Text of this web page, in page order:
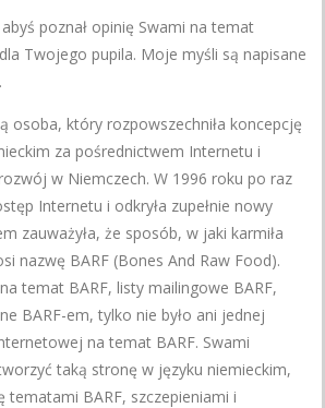
poznał opinię Swami na temat
Twojego pupila. Moje myśli są napisane
osoba, który rozpowszechniła koncepcję
za pośrednictwem Internetu i
w Niemczech. W 1996 roku po raz
Internetu i odkryła zupełnie nowy
zauważyła, że sposób, w jaki karmiła
nazwę BARF (Bones And Raw Food).
temat BARF, listy mailingowe BARF,
BARF-em, tylko nie było ani jednej
na temat BARF. Swami
taką stronę w języku niemieckim,
tematami BARF, szczepieniami i